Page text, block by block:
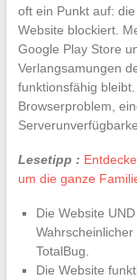
oft ein Punkt auf:
Website blockiert.
Google Play Store
Verlangsamungen
funktionsfähig
Browserproblem,
Lesetipp :
um die ganze
Die Website
TotalBug.
Die Website